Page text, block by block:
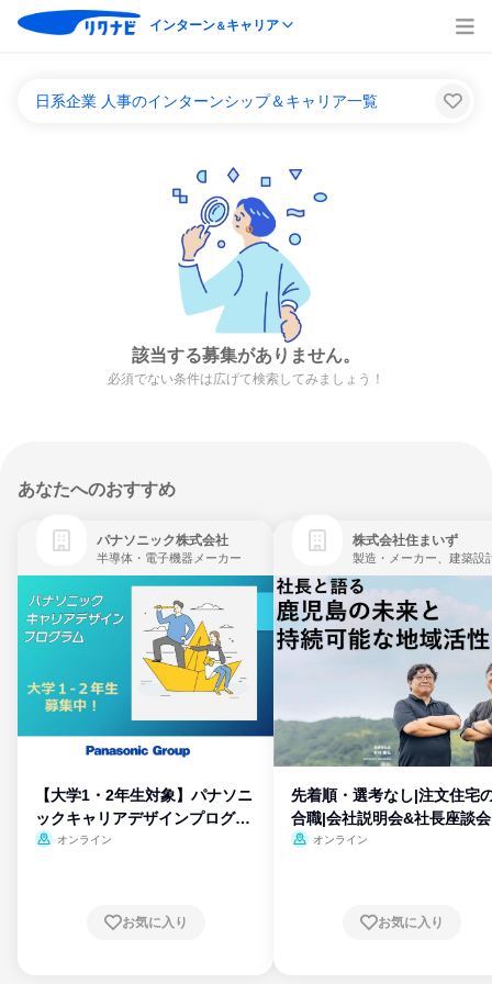
インターン＆キャリア
日系企業 人事のインターンシップ＆キャリア一覧
該当する募集がありません。
必須でない条件は広げて検索してみましょう！
あなたへのおすすめ
パナソニック株式会社
半導体・電子機器メーカー
【大学1・2年生対象】パナソニ
ックキャリアデザインプログラ
ム
オンライン
お気に入り
株式会社住まいず
製造・メーカー、建築設
先着順・選考なし|注文住宅
合職|会社説明会&社長座談会
オンライン
お気に入り